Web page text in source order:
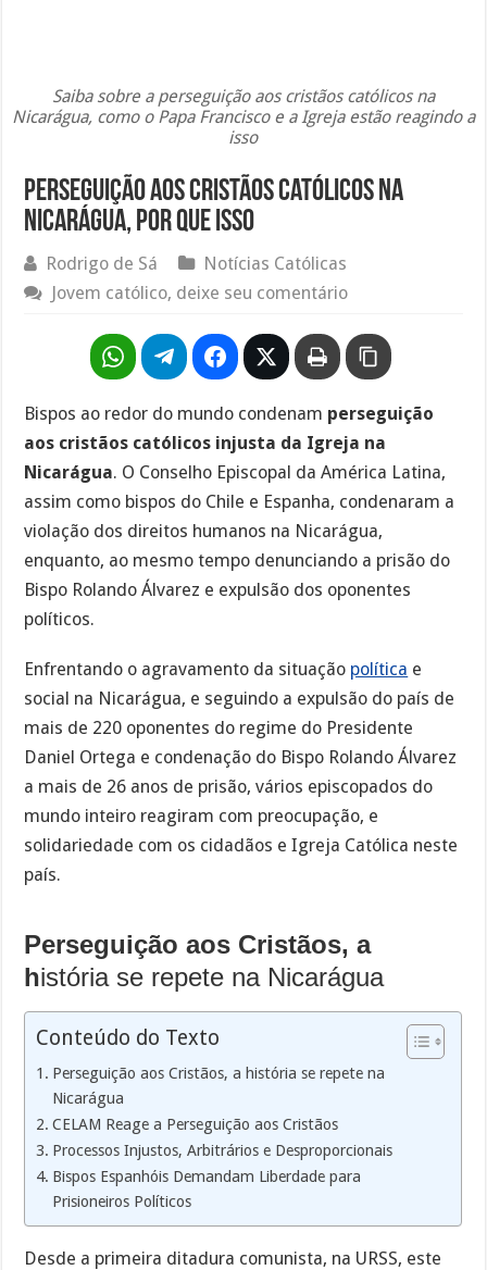
Saiba sobre a perseguição aos cristãos católicos na
Nicarágua, como o Papa Francisco e a Igreja estão reagindo a
isso
Perseguição aos cristãos católicos na
Nicarágua, por que isso
Rodrigo de Sá
Notícias Católicas
Jovem católico, deixe seu comentário
Bispos ao redor do mundo condenam perseguição
aos cristãos católicos injusta da Igreja na
Nicarágua. O Conselho Episcopal da América Latina,
assim como bispos do Chile e Espanha, condenaram a
violação dos direitos humanos na Nicarágua,
enquanto, ao mesmo tempo denunciando a prisão do
Bispo Rolando Álvarez e expulsão dos oponentes
políticos.
Enfrentando o agravamento da situação política e
social na Nicarágua, e seguindo a expulsão do país de
mais de 220 oponentes do regime do Presidente
Daniel Ortega e condenação do Bispo Rolando Álvarez
a mais de 26 anos de prisão, vários episcopados do
mundo inteiro reagiram com preocupação, e
solidariedade com os cidadãos e Igreja Católica neste
país.
Perseguição aos Cristãos, a
história se repete na Nicarágua
Conteúdo do Texto
Perseguição aos Cristãos, a história se repete na
Nicarágua
CELAM Reage a Perseguição aos Cristãos
Processos Injustos, Arbitrários e Desproporcionais
Bispos Espanhóis Demandam Liberdade para
Prisioneiros Políticos
Desde a primeira ditadura comunista, na URSS, este